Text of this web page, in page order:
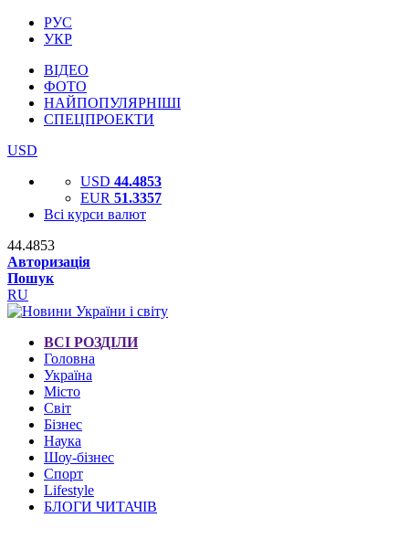
РУС
УКР
ВІДЕО
ФОТО
НАЙПОПУЛЯРНІШІ
СПЕЦПРОЕКТИ
USD
USD 44.4853
EUR 51.3357
Всі курси валют
44.4853
Авторизація
Пошук
RU
ВСІ РОЗДІЛИ
Головна
Україна
Місто
Світ
Бізнес
Наука
Шоу-бізнес
Спорт
Lifestyle
БЛОГИ ЧИТАЧІВ